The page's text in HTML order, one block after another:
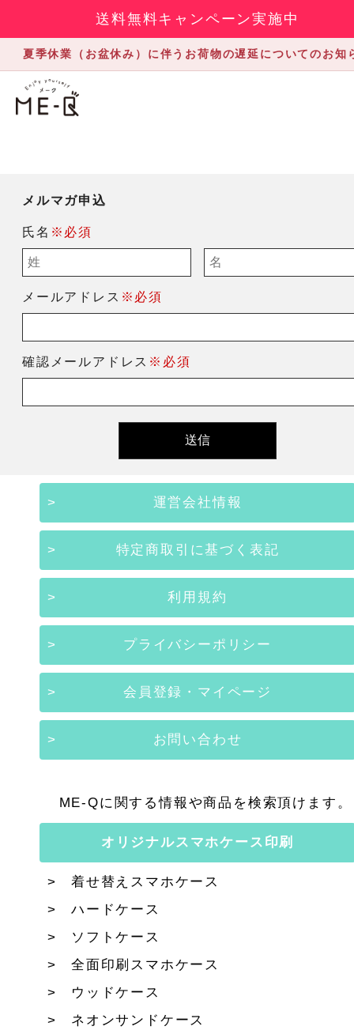
送料無料キャンペーン実施中
夏季休業（お盆休み）に伴うお荷物の遅延についてのお知
メルマガ申込
氏名 ※必須
メールアドレス ※必須
確認メールアドレス ※必須
運営会社情報
特定商取引に基づく表記
利用規約
プライバシーポリシー
会員登録・マイページ
お問い合わせ
ME-Qに関する情報や商品を検索頂けます。
オリジナルスマホケース印刷
着せ替えスマホケース
ハードケース
ソフトケース
全面印刷スマホケース
ウッドケース
ネオンサンドケース